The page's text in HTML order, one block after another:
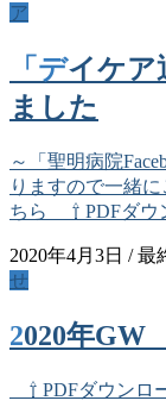
ア
「デイケア通信 第25号」発行いたし
ました
～「聖明病院
りますので一緒
ちら ⇧ PDFダウ
2020年4月3日 / 最
せ
2020年
⇧ PDFダウンロ